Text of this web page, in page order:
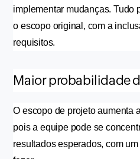
implementar mudanças. Tudo
o escopo original, com a
requisitos.
Maior probabilidade
O escopo de projeto aumenta
pois a equipe pode se
resultados esperados, com